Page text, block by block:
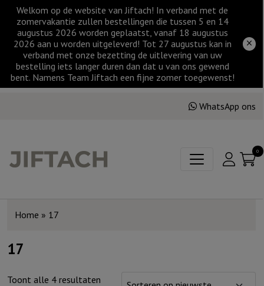
Welkom op de website van Jiftach! In verband met de
zomervakantie zullen bestellingen die tussen 5 en 14
augustus 2026 worden geplaatst, vanaf 18 augustus
2026 aan u worden uitgeleverd! Tot 27 augustus kan in
verband met onze bezetting de uitlevering van uw
bestelling iets langer duren dan dat u van ons gewend
bent. Namens Team Jiftach een fijne zomer toegewenst!
WhatsApp ons
0
Home » 17
17
Toont alle 4 resultaten